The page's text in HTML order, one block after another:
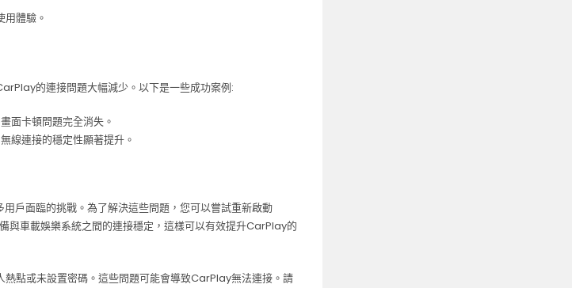
體驗。
的連接問題大幅減少。以下是一些成功案例:
面卡頓問題完全消失。
線連接的穩定性顯著提升。
戶面臨的挑戰。為了解決這些問題，您可以嘗試重新啟動
與車載娛樂系統之間的連接穩定，這樣可以有效提升CarPlay的
熱點或未設置密碼。這些問題可能會導致CarPlay無法連接。請